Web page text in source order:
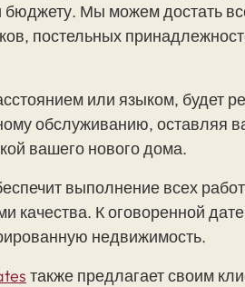
Мы можем достать
постельных
или языком, будет
обслуживанию, оставляя
вашего нового дома.
выполнение всех
качества. К оговоренной
недвижимость.
также предлагает своим